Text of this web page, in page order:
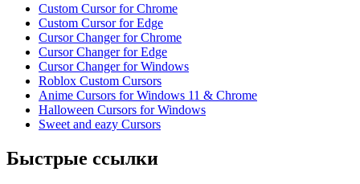
Custom Cursor for Chrome
Custom Cursor for Edge
Cursor Changer for Chrome
Cursor Changer for Edge
Cursor Changer for Windows
Roblox Custom Cursors
Anime Cursors for Windows 11 & Chrome
Halloween Cursors for Windows
Sweet and eazy Cursors
Быстрые ссылки